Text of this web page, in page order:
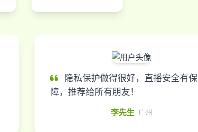
隐私保护做得很好，直播安全有保
障，推荐给所有朋友！
李先生 广州